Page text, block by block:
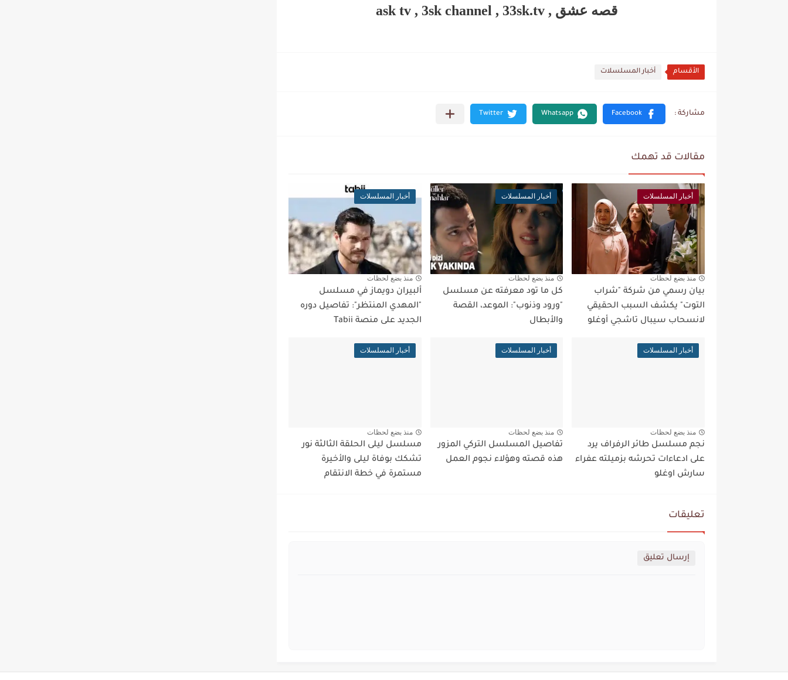
قصه عشق , ask tv , 3sk channel , 33sk.tv
الأقسام أخبار المسلسلات
مقالات قد تهمك
أخبار المسلسلات
منذ بضع لحظات
بيان رسمي من شركة "شراب
التوت" يكشف السبب الحقيقي
لانسحاب سيبال تاشجي أوغلو
أخبار المسلسلات
منذ بضع لحظات
كل ما تود معرفته عن مسلسل
"ورود وذنوب": الموعد، القصة
والأبطال
أخبار المسلسلات
منذ بضع لحظات
ألبيران دويماز في مسلسل
"المهدي المنتظر": تفاصيل دوره
الجديد على منصة Tabii
أخبار المسلسلات
منذ بضع لحظات
نجم مسلسل طائر الرفراف يرد
على ادعاءات تحرشه بزميلته عفراء
سارش اوغلو
أخبار المسلسلات
منذ بضع لحظات
تفاصيل المسلسل التركي المزور
هذه قصته وهؤلاء نجوم العمل
أخبار المسلسلات
منذ بضع لحظات
مسلسل ليلى الحلقة الثالثة نور
تشكك بوفاة ليلى والأخيرة
مستمرة في خطة الانتقام
تعليقات
إرسال تعليق